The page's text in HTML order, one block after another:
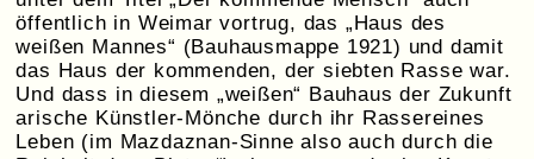
öffentlich in Weimar vortrug, das „Haus des
weißen Mannes“ (Bauhausmappe 1921) und damit
das Haus der kommenden, der siebten Rasse war.
Und dass in diesem „weißen“ Bauhaus der Zukunft
arische Künstler-Mönche durch ihr Rassereines
Leben (im Mazdaznan-Sinne also auch durch die